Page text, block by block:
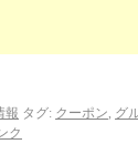
報 タグ: クーポン, グ
ク